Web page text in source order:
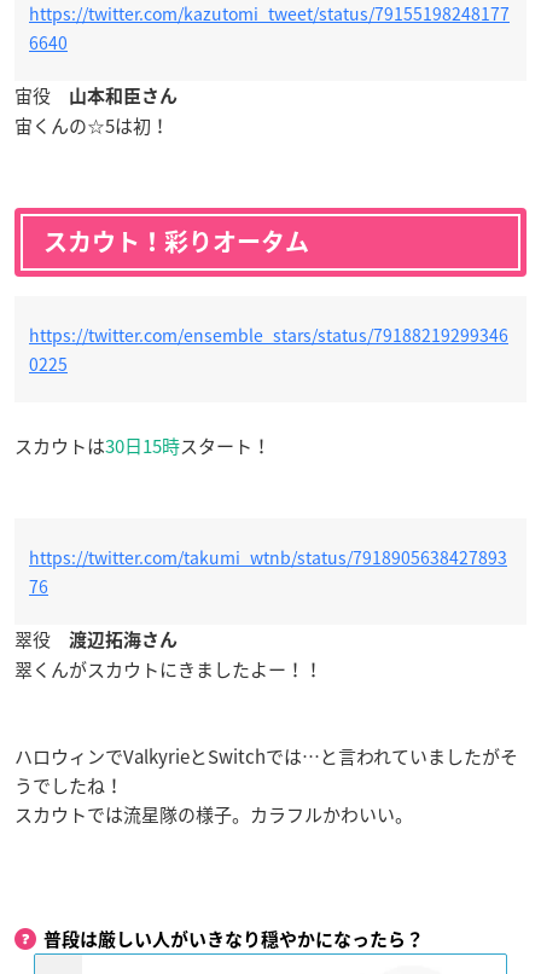
https://twitter.com/kazutomi_tweet/status/79155198248177
6640
宙役 山本和臣さん
宙くんの☆5は初！
スカウト！彩りオータム
https://twitter.com/ensemble_stars/status/79188219299346
0225
スカウトは30日15時スタート！
https://twitter.com/takumi_wtnb/status/7918905638427893
76
翠役 渡辺拓海さん
翠くんがスカウトにきましたよー！！
ハロウィンでValkyrieとSwitchでは…と言われていましたがそ
うでしたね！
スカウトでは流星隊の様子。カラフルかわいい。
普段は厳しい人がいきなり穏やかになったら？